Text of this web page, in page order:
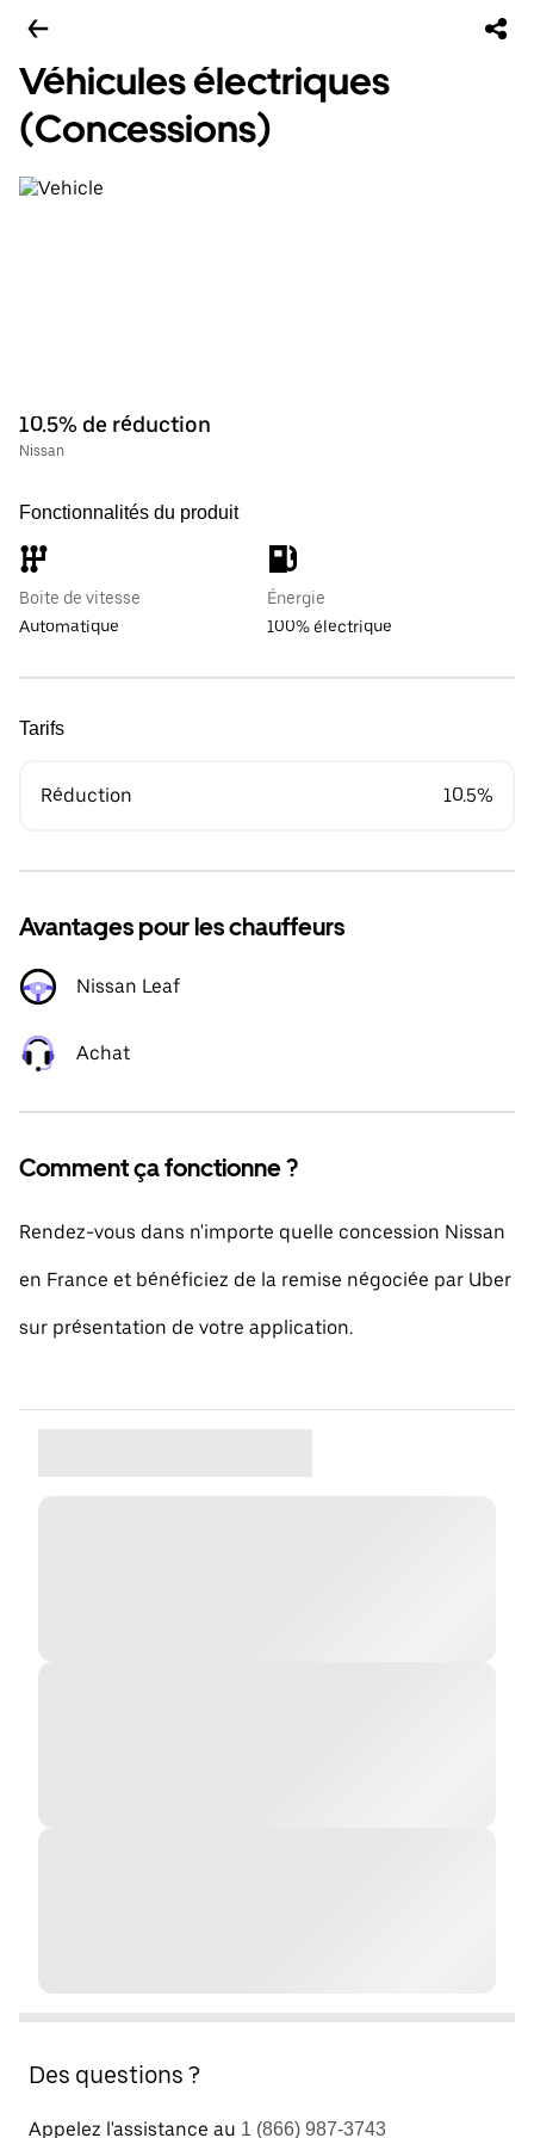
Véhicules électriques
(Concessions)
10.5% de réduction
Nissan
Fonctionnalités du produit
Boite de vitesse
Automatique
Énergie
100% électrique
Tarifs
Réduction 10.5%
Avantages pour les chauffeurs
Nissan Leaf
Achat
Comment ça fonctionne ?
Rendez-vous dans n'importe quelle concession Nissan
en France et bénéficiez de la remise négociée par Uber
sur présentation de votre application.
Des questions ?
Appelez l'assistance au 1 (866) 987-3743